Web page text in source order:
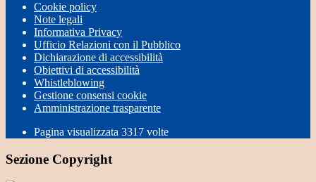
Cookie policy
Note legali
Informativa Privacy
Ufficio Relazioni con il Pubblico
Dichiarazione di accessibilità
Obiettivi di accessibilità
Whistleblowing
Gestione consensi cookie
Amministrazione trasparente
Pagina visualizzata 3317 volte
Sezione Copyright